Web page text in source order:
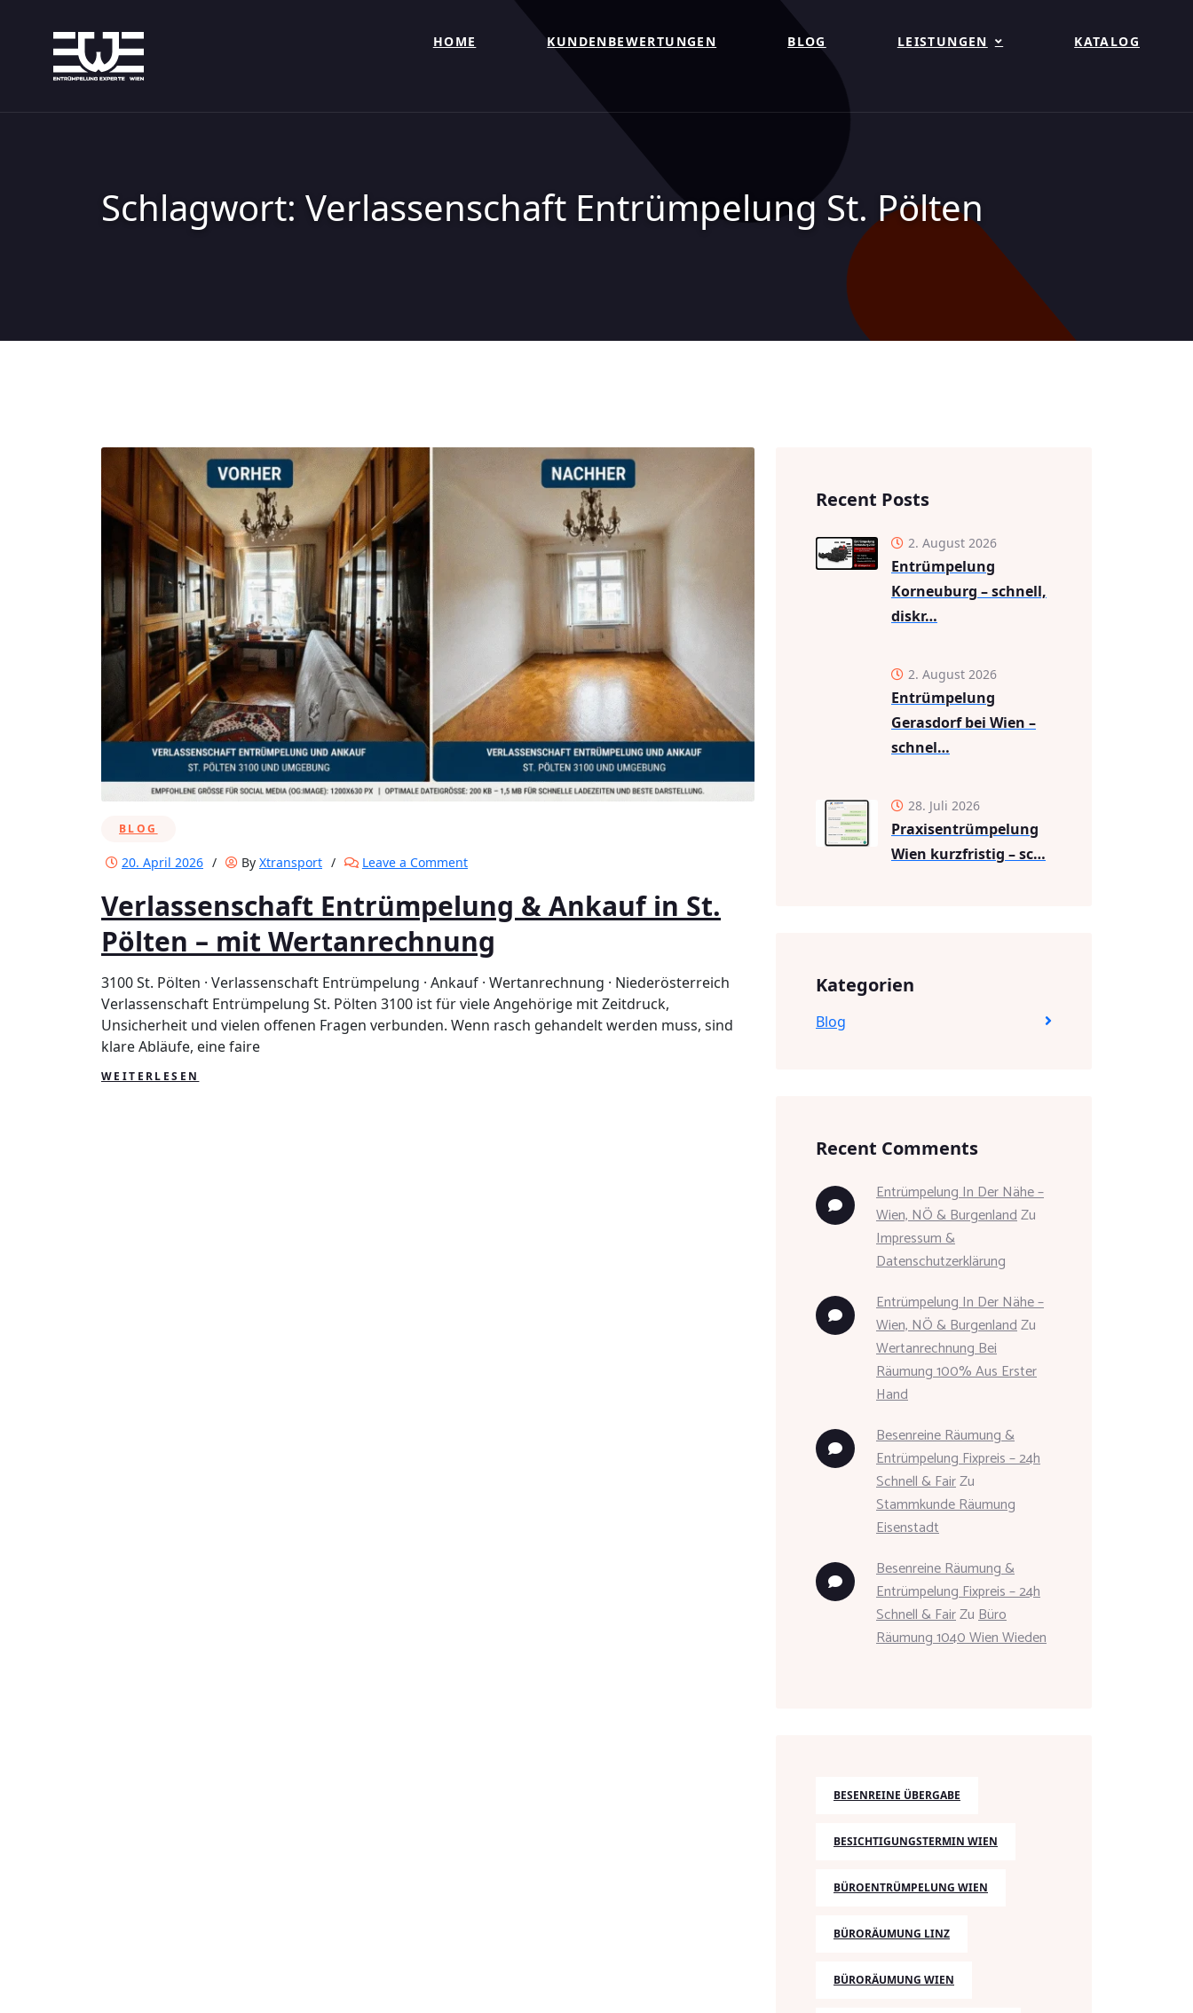
HOME KUNDENBEWERTUNGEN BLOG LEISTUNGEN KATALOG
Schlagwort: Verlassenschaft Entrümpelung St. Pölten
BLOG
20. April 2026 / By Xtransport / Leave a Commenton
Entrümpelung
&
Ankauf
in
Pölten
–
mit
Verlassenschaft Entrümpelung & Ankauf in St.
Pölten – mit Wertanrechnung
3100 St. Pölten · Verlassenschaft Entrümpelung · Ankauf · Wertanrechnung · Niederösterreich
Verlassenschaft Entrümpelung St. Pölten 3100 ist für viele Angehörige mit Zeitdruck,
Unsicherheit und vielen offenen Fragen verbunden. Wenn rasch gehandelt werden muss, sind
klare Abläufe, eine faire
WEITERLESEN
Recent Posts
Entrümpelung
Korneuburg – schnell,
diskr…
2. August 2026
Entrümpelung
Gerasdorf bei Wien –
schnel…
2. August 2026
Praxisentrümpelung
Wien kurzfristig – sc…
28. Juli 2026
Kategorien
Blog
Recent Comments
Entrümpelung In Der Nähe –
Wien, NÖ & BurgenlandZu
Impressum &
Datenschutzerklärung
Entrümpelung In Der Nähe –
Wien, NÖ & BurgenlandZu
Wertanrechnung Bei
Räumung 100% Aus Erster
Hand
Besenreine Räumung &
Entrümpelung Fixpreis – 24h
Schnell & FairZu
Stammkunde Räumung
Eisenstadt
Besenreine Räumung &
Entrümpelung Fixpreis – 24h
Schnell & FairZuBüro
Räumung 1040 Wien Wieden
BESENREINE ÜBERGABE
BESICHTIGUNGSTERMIN WIEN
BÜROENTRÜMPELUNG WIEN
BÜRORÄUMUNG LINZ
BÜRORÄUMUNG WIEN